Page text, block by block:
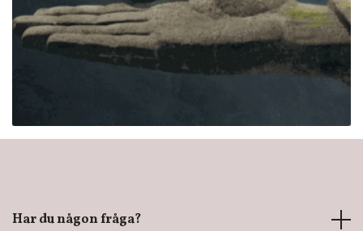
Har du någon fråga?